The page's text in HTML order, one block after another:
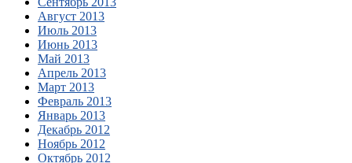
Август 2013
Июль 2013
Июнь 2013
Май 2013
Апрель 2013
Март 2013
Февраль 2013
Январь 2013
Декабрь 2012
Ноябрь 2012
Октябрь 2012